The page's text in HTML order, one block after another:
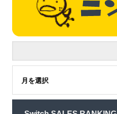
月を選択